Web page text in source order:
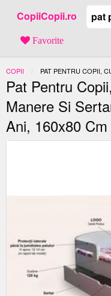
CopiiCopii.ro
Favorite
COPII ACTUAL:
PAT PENTRU COPII,
Pat Pentru
Manere Si
Ani, 160x80 Cm